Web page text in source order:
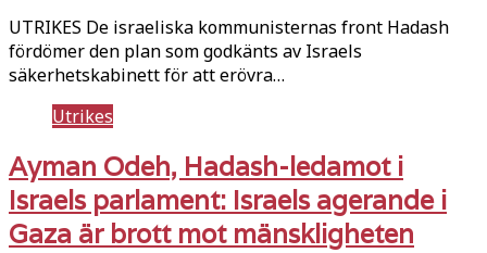
UTRIKES De israeliska kommunisternas front Hadash
fördömer den plan som godkänts av Israels
säkerhetskabinett för att erövra…
Utrikes
Ayman Odeh, Hadash-ledamot i
Israels parlament: Israels agerande i
Gaza är brott mot mänskligheten